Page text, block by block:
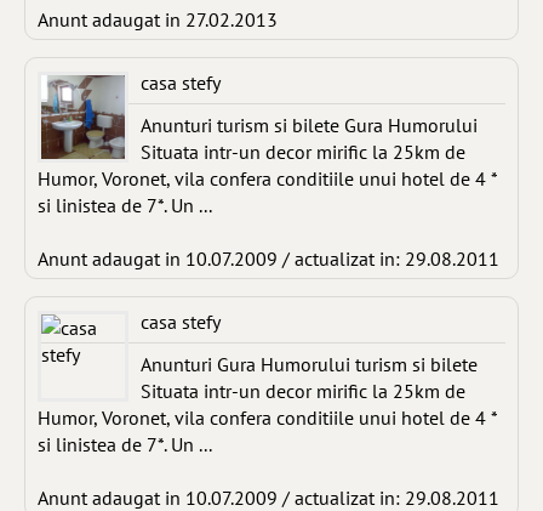
Anunt adaugat in 27.02.2013
casa stefy
Anunturi turism si bilete Gura Humorului
Situata intr-un decor mirific la 25km de
Humor, Voronet, vila confera conditiile unui hotel de 4 *
si linistea de 7*. Un ...
Anunt adaugat in 10.07.2009 / actualizat in: 29.08.2011
casa stefy
Anunturi Gura Humorului turism si bilete
Situata intr-un decor mirific la 25km de
Humor, Voronet, vila confera conditiile unui hotel de 4 *
si linistea de 7*. Un ...
Anunt adaugat in 10.07.2009 / actualizat in: 29.08.2011